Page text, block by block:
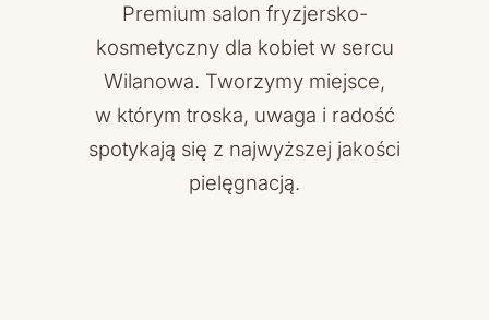
Premium salon fryzjersko-
kosmetyczny dla kobiet w sercu
Wilanowa. Tworzymy miejsce,
w którym troska, uwaga i radość
spotykają się z najwyższej jakości
pielęgnacją.